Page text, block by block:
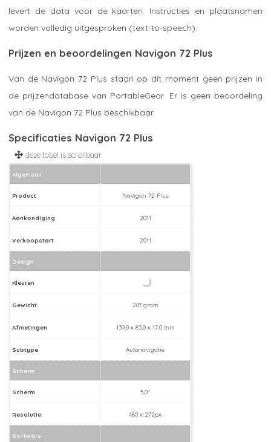
levert de data voor de kaarten. Instructies en plaatsnamen
worden volledig uitgesproken (text-to-speech).
Prijzen en beoordelingen Navigon 72 Plus
Van de Navigon 72 Plus staan op dit moment geen prijzen in
de prijzendatabase van PortableGear. Er is geen beoordeling
van de Navigon 72 Plus beschikbaar.
Specificaties Navigon 72 Plus
Algemeen
Product Navigon 72 Plus
Aankondiging 2011
Verkoopstart 2011
Design
Kleuren
Gewicht 207 gram
Afmetingen 139,0 x 83,0 x 17,0 mm
Subtype Autonavigatie
Scherm
Scherm 5,0"
Resolutie 480 x 272px
Software